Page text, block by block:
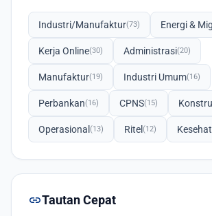
Industri/Manufaktur(73) Energi &
Kerja Online(30) Administrasi(20)
Manufaktur(19) Industri Umum(16)
Perbankan(16) CPNS(15)
Operasional (13) Ritel (12)
linkTautan Cepat